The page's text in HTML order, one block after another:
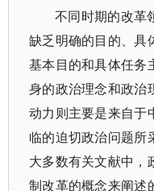
不同时期的改革
缺乏明确的目的、具
基本目的和具体任务
身的政治理念和政治
动力则主要是来自于
临的迫切政治问题所
大多数有关文献中，
制改革的概念来阐述